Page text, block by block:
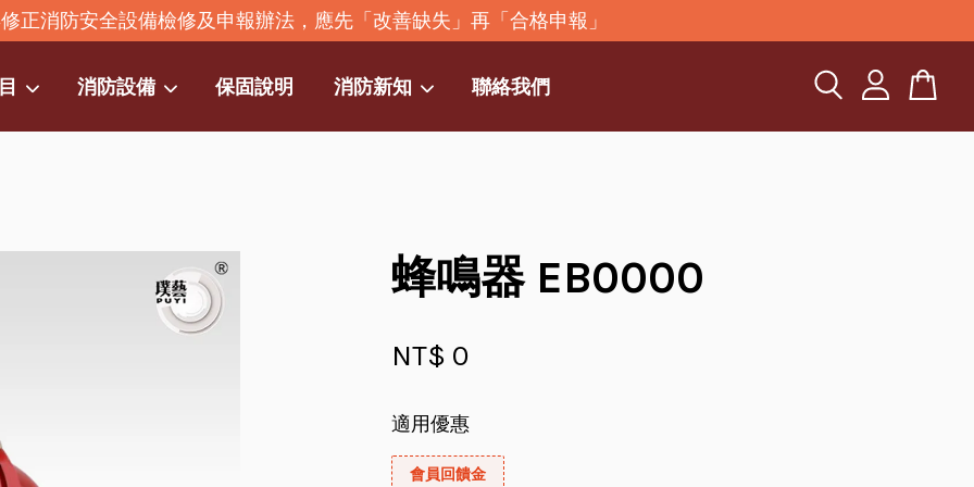
正消防安全設備檢修及申報辦法，應先「改善缺失」再「合格申報」
消防設備 保固說明 消防新知 聯絡我們
蜂鳴器 EB0000
NT$ 0
適用優惠
會員回饋金
繼續購物